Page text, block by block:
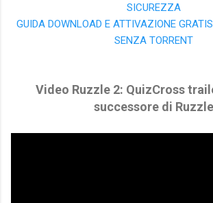
SICUREZZA
GUIDA DOWNLOAD E ATTIVAZIONE
SENZA TORRENT
Video Ruzzle 2: QuizCross
successore di Ruzzle